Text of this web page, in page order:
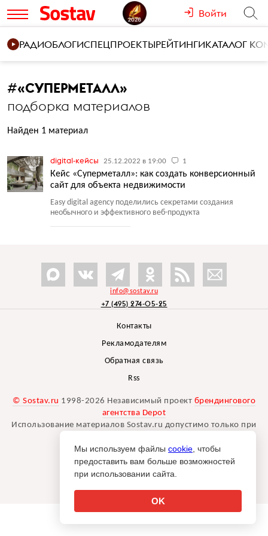
Войти
РАДИОБЛОГИСПЕЦПРОЕКТЫРЕЙТИНГИКАТАЛОГ
#«СУПЕРМЕТАЛЛ»
подборка материалов
Найден 1 материал
digital-кейсы 25.12.2022 в 19:00 1
Кейс «Суперметалл»: как создать конверсионный
сайт для объекта недвижимости
Easy digital agency поделились секретами создания
необычного и эффективного веб-продукта
info@sostav.ru
+7 (495) 274-05-25
Контакты
Рекламодателям
Обратная связь
Rss
© Sostav.ru 1998-2026 Независимый проект брендингового
агентства Depot
Использование материалов Sostav.ru допустимо только при
Дизайн сайта -Liqium.
18+
Мы используем файлы cookie , чтобы
предоставить вам больше возможностей
при использовании сайта.
OK